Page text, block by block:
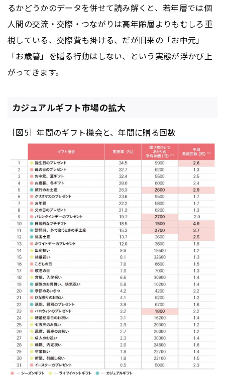
るかどうかのデータを併せて読み解くと、若年層では個
人間の交流・交際・つながりは高年齢層よりもむしろ重
視している、交際費も掛ける、だが旧来の「お中元」
「お歳暮」を贈る行動はしない、という実態が浮かび上
がってきます。
カジュアルギフト市場の拡大
［図5］年間のギフト機会と、年間に贈る回数